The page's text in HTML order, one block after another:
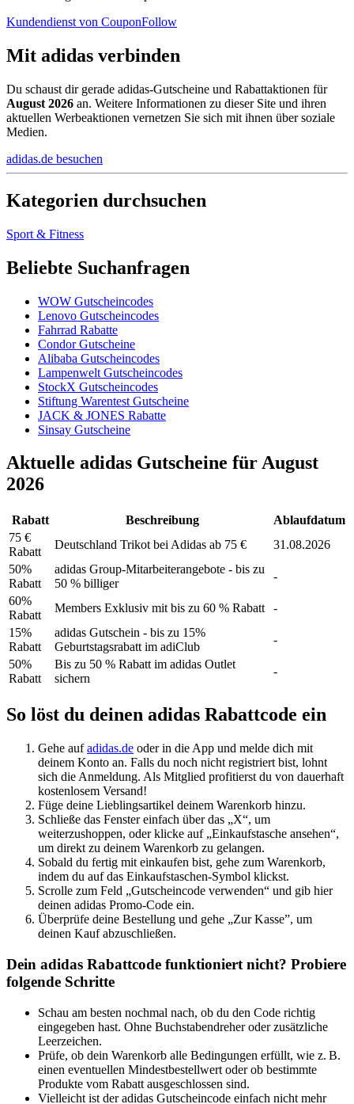
Kundendienst von CouponFollow
Mit adidas verbinden
Du schaust dir gerade adidas-Gutscheine und Rabattaktionen für
August 2026 an. Weitere Informationen zu dieser Site und ihren
aktuellen Werbeaktionen vernetzen Sie sich mit ihnen über soziale
Medien.
adidas.de besuchen
Kategorien durchsuchen
Sport & Fitness
Beliebte Suchanfragen
WOW Gutscheincodes
Lenovo Gutscheincodes
Fahrrad Rabatte
Condor Gutscheine
Alibaba Gutscheincodes
Lampenwelt Gutscheincodes
StockX Gutscheincodes
Stiftung Warentest Gutscheine
JACK & JONES Rabatte
Sinsay Gutscheine
Aktuelle adidas Gutscheine für August
2026
Rabatt Beschreibung
Ablaufdatum
75 €
Rabatt
Deutschland Trikot bei Adidas ab 75 €
31.08.2026
50%
Rabatt
adidas Group-Mitarbeiterangebote - bis zu
50 % billiger
-
60%
Rabatt
Members Exklusiv mit bis zu 60 % Rabatt
-
15%
Rabatt
adidas Gutschein - bis zu 15%
Geburtstagsrabatt im adiClub
-
50%
Rabatt
Bis zu 50 % Rabatt im adidas Outlet
sichern
-
So löst du deinen adidas Rabattcode ein
Gehe aufadidas.de oder in die App und melde dich mit
deinem Konto an. Falls du noch nicht registriert bist, lohnt
sich die Anmeldung. Als Mitglied profitierst du von dauerhaft
kostenlosem Versand!
Füge deine Lieblingsartikel deinem Warenkorb hinzu.
Schließe das Fenster einfach über das „X“, um
weiterzushoppen, oder klicke auf „Einkaufstasche ansehen“,
um direkt zu deinem Warenkorb zu gelangen.
Sobald du fertig mit einkaufen bist, gehe zum Warenkorb,
indem du auf das Einkaufstaschen-Symbol klickst.
Scrolle zum Feld „Gutscheincode verwenden“ und gib hier
deinen adidas Promo-Code ein.
Überprüfe deine Bestellung und gehe „Zur Kasse”, um
deinen Kauf abzuschließen.
Dein adidas Rabattcode funktioniert nicht? Probiere
folgende Schritte
Sch͏au am ͏besten no͏chmal nach, ob du den Code ric͏htig
eingegeben͏ ͏h͏as͏t͏. Ohne Buchstabendreher ͏oder͏ zu͏sätzl͏iche͏
L͏ee͏rzeichen.
Prüfe͏, ob dein Warenkorb alle Bedingungen er͏füllt, wie z.͏ B͏.
einen ͏eventuellen Mi͏ndestbestel͏lwert oder ob be͏stimmte
Produkte vom Rab͏att ausgeschlossen sin͏d.
Vie͏lleicht ist de͏r adidas Gutscheincode einfa͏ch ni͏cht mehr